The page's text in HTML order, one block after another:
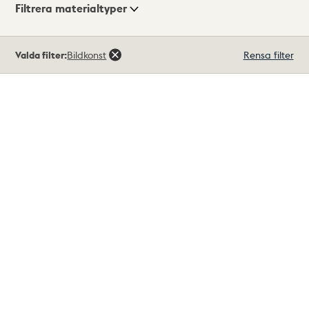
Visningsläge
Filtrera materialtyper
träffar
Valda filter:Bildkonst Rensa filter